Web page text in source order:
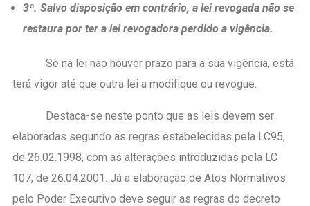
3º. Salvo disposição em contrário, a lei revogada não se
restaura por ter a lei revogadora perdido a vigência.
Se na lei não houver prazo para a sua vigência, está
terá vigor até que outra lei a modifique ou revogue.
Destaca-se neste ponto que as leis devem ser
elaboradas segundo as regras estabelecidas pela LC95,
de 26.02.1998, com as alterações introduzidas pela LC
107, de 26.04.2001. Já a elaboração de Atos Normativos
pelo Poder Executivo deve seguir as regras do decreto